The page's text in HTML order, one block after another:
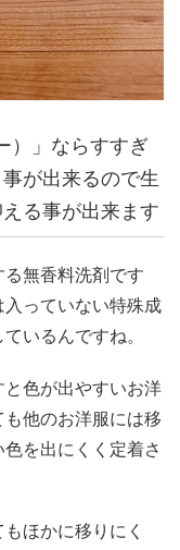
）」ならすすぎ
が出来るので生
る事が出来ます
無香料洗剤です
っていない特殊成
いるんですね。
色が出やすいお洋
他のお洋服には移
を出にくく定着さ
ほかに移りにく